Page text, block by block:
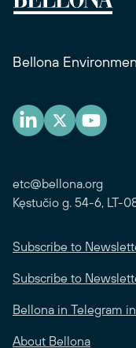
Bellona
etc@bellona.org
Kęstučio g. 54-6, LT-
Subscribe to
Subscribe to
Bellona in Telegram
About Bellona